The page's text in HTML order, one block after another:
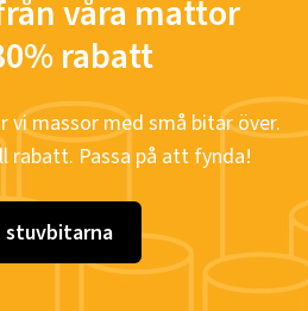
våra mattor
rabatt
vi massor med små bitar över.
rabatt. Passa på att fynda!
stuvbitarna